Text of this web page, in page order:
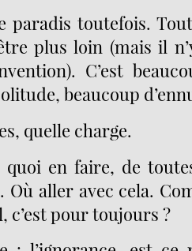
paradis toutefois.
plus loin (mais il
C’est
beaucoup
quelle charge.
quoi en faire, de
Où aller avec cela.
c’est pour toujours ?